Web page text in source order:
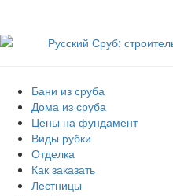
Бани из сруба
Дома из сруба
Цены на фундамент
Виды рубки
Отделка
Как заказать
Лестницы